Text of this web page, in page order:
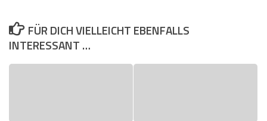
FÜR DICH VIELLEICHT EBENFALLS
INTERESSANT …